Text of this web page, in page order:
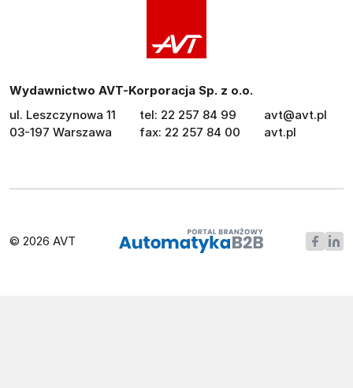
Wydawnictwo AVT-Korporacja Sp. z o.o.
ul. Leszczynowa 11
03-197 Warszawa
tel: 22 257 84 99
fax: 22 257 84 00
avt@avt.pl
avt.pl
© 2026 AVT